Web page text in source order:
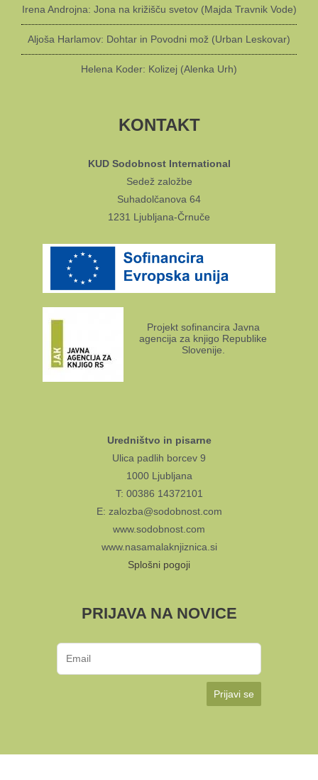
Irena Androjna: Jona na križišču svetov (Majda Travnik Vode)
Aljoša Harlamov: Dohtar in Povodni mož (Urban Leskovar)
Helena Koder: Kolizej (Alenka Urh)
KONTAKT
KUD Sodobnost International
Sedež založbe
Suhadolčanova 64
1231 Ljubljana-Črnuče
Projekt sofinancira Javna
agencija za knjigo Republike
Slovenije.
Uredništvo in pisarne
Ulica padlih borcev 9
1000 Ljubljana
T: 00386 14372101
E: zalozba@sodobnost.com
www.sodobnost.com
www.nasamalaknjiznica.si
Splošni pogoji
PRIJAVA NA NOVICE
Prijavi se